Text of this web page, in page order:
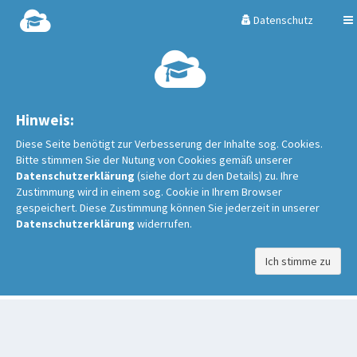
Hinweis:
Diese Seite benötigt zur Verbesserung der Inhalte sog. Cookies.
Bitte stimmen Sie der Nutung von Cookies gemäß unserer
Datenschutzerklärung (siehe dort zu den Details) zu. Ihre
Zustimmung wird in einem sog. Cookie in Ihrem Browser
gespeichert. Diese Zustimmung können Sie jederzeit in unserer
Datenschutzerklärung widerrufen.
Ich stimme zu
Datenschutz